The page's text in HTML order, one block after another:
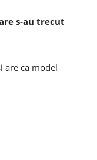
s-au trecut
are ca model